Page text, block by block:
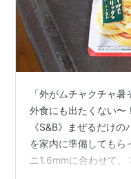
「外がムチャクチャ
外食にも出たくない〜
《S&B》まぜるだけ
を家内に準備してもら
ニ1.6mmに合わせて